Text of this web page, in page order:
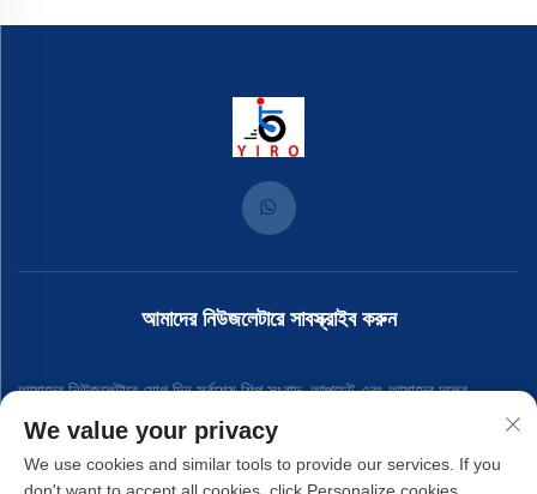
আমাদের নিউজলেটারে সাবস্ক্রাইব করুন
আমাদের নিউজলেটারে যোগ দিন সর্বশেষ শিল্প সংবাদ, আপডেট এবং আমাদের দলের
অন্তর্দৃষ্টি পেতে।
We value your privacy
We use cookies and similar tools to provide our services. If you